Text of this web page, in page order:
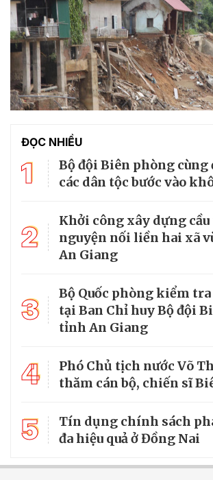
ĐỌC NHIỀU
1
Bộ đội Biên phòng cùng
các dân tộc bước vào
2
Khởi công xây dựng
nguyện nối liền hai xã
An Giang
3
Bộ Quốc phòng kiểm
tại Ban Chỉ huy Bộ đội
tỉnh An Giang
4
Phó Chủ tịch nước Võ
thăm cán bộ, chiến sĩ
5
Tín dụng chính sách
đa hiệu quả ở Đồng Nai